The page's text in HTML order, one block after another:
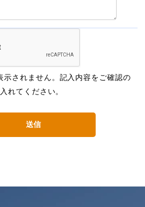
されません。記入内容をご確認の
れてください。